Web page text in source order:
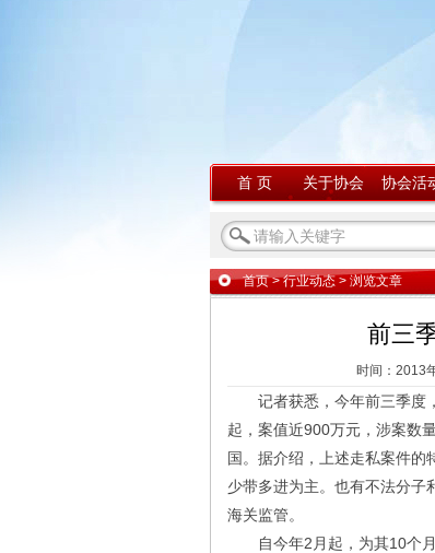
首 页 关于协会 协会活
首页>行业动态 > 浏览文章
前三
时间：2013
记者获悉，今年前三季度，
起，案值近900万元，涉案数
国。据介绍，上述走私案件的
少带多进为主。也有不法分子
海关监管。
自今年2月起，为其10个月